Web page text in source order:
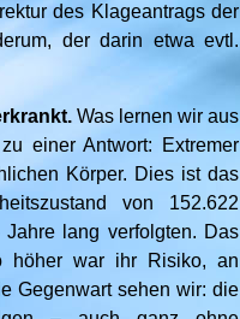
des Klageantrags der
der darin etwa evtl.
Was lernen wir aus
einer Antwort: Extremer
Körper. Dies ist das
von 152.622
lang verfolgten. Das
höher war ihr Risiko, an
Gegenwart sehen wir: die